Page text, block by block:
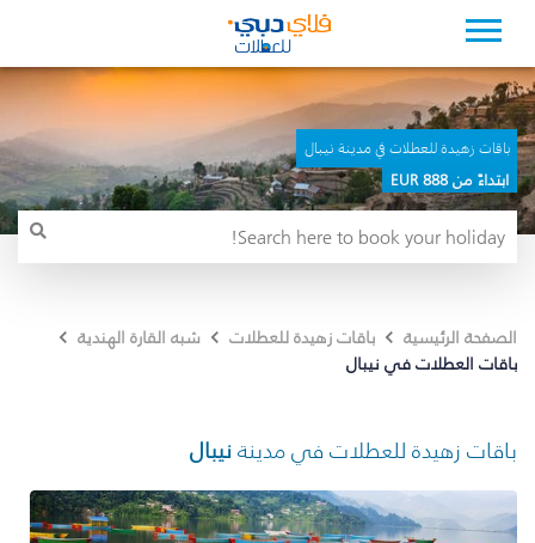
باقات زهيدة للعطلات في مدينة نيبال
ابتداءً من 888 EUR
الصفحة الرئيسية باقات زهيدة للعطلات
شبه القارة الهندية
باقات العطلات في نيبال
باقات زهيدة للعطلات في مدينةنيبال